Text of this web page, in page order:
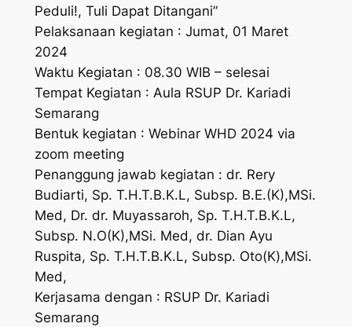
Peduli!, Tuli Dapat Ditangani”
Pelaksanaan kegiatan : Jumat, 01 Maret
2024
Waktu Kegiatan : 08.30 WIB – selesai
Tempat Kegiatan : Aula RSUP Dr. Kariadi
Semarang
Bentuk kegiatan : Webinar WHD 2024 via
zoom meeting
Penanggung jawab kegiatan : dr. Rery
Budiarti, Sp. T.H.T.B.K.L, Subsp. B.E.(K),MSi.
Med, Dr. dr. Muyassaroh, Sp. T.H.T.B.K.L,
Subsp. N.O(K),MSi. Med, dr. Dian Ayu
Ruspita, Sp. T.H.T.B.K.L, Subsp. Oto(K),MSi.
Med,
Kerjasama dengan : RSUP Dr. Kariadi
Semarang